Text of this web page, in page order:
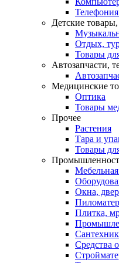
Телефония
Детские
Отдых,
Товары
Автозапчасти,
Медицинские
Оптика
Товары
Прочее
Растения
Тара и
Товары
Окна,
Плитка,
Средства